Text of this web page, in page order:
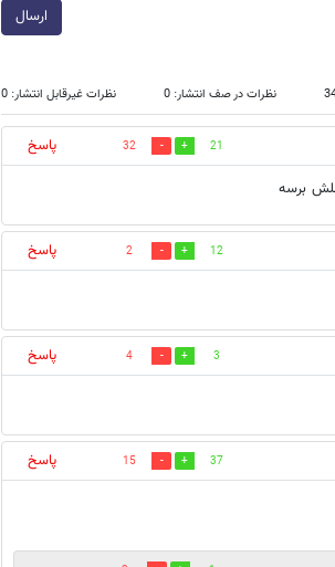
ارسال
نظرات در صف انتشار: 0 نظرات غیرقابل انتشار: 0
21
32
پاسخ
برسه
12
2
پاسخ
3
4
پاسخ
37
15
پاسخ